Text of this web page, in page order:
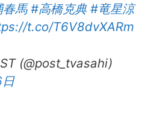
馬 #高橋克典 #竜星涼
t.co/T6V8dvXARm
(@post_tvasahi)